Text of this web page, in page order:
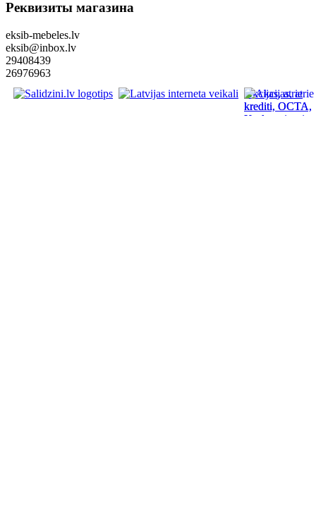
Реквизиты магазина
eksib-mebeles.lv
eksib@inbox.lv
29408439
26976963
Akcijas, atrie
krediti, OCTA,
Kasko,